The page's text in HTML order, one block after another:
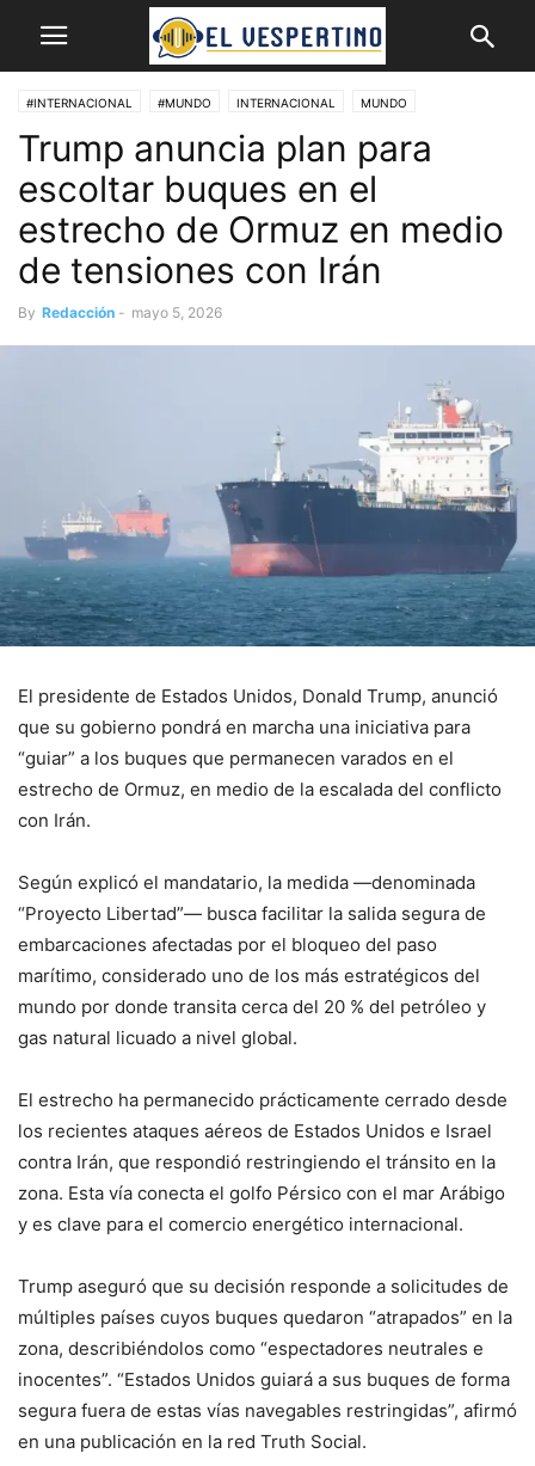
#INTERNACIONAL #MUNDO INTERNACIONAL MUNDO
Trump anuncia plan para
escoltar buques en el
estrecho de Ormuz en medio
de tensiones con Irán
By Redacción - mayo 5, 2026
El presidente de Estados Unidos, Donald Trump, anunció
que su gobierno pondrá en marcha una iniciativa para
“guiar” a los buques que permanecen varados en el
estrecho de Ormuz, en medio de la escalada del conflicto
con Irán.
Según explicó el mandatario, la medida —denominada
“Proyecto Libertad”— busca facilitar la salida segura de
embarcaciones afectadas por el bloqueo del paso
marítimo, considerado uno de los más estratégicos del
mundo por donde transita cerca del 20 % del petróleo y
gas natural licuado a nivel global.
El estrecho ha permanecido prácticamente cerrado desde
los recientes ataques aéreos de Estados Unidos e Israel
contra Irán, que respondió restringiendo el tránsito en la
zona. Esta vía conecta el golfo Pérsico con el mar Arábigo
y es clave para el comercio energético internacional.
Trump aseguró que su decisión responde a solicitudes de
múltiples países cuyos buques quedaron “atrapados” en la
zona, describiéndolos como “espectadores neutrales e
inocentes”. “Estados Unidos guiará a sus buques de forma
segura fuera de estas vías navegables restringidas”, afirmó
en una publicación en la red Truth Social.